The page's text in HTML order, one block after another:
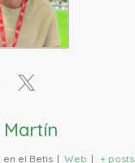
el Betis | Web | + posts